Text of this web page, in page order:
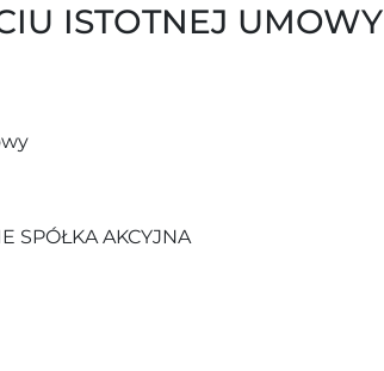
ISTOTNEJ UMOWY
SPÓŁKA AKCYJNA